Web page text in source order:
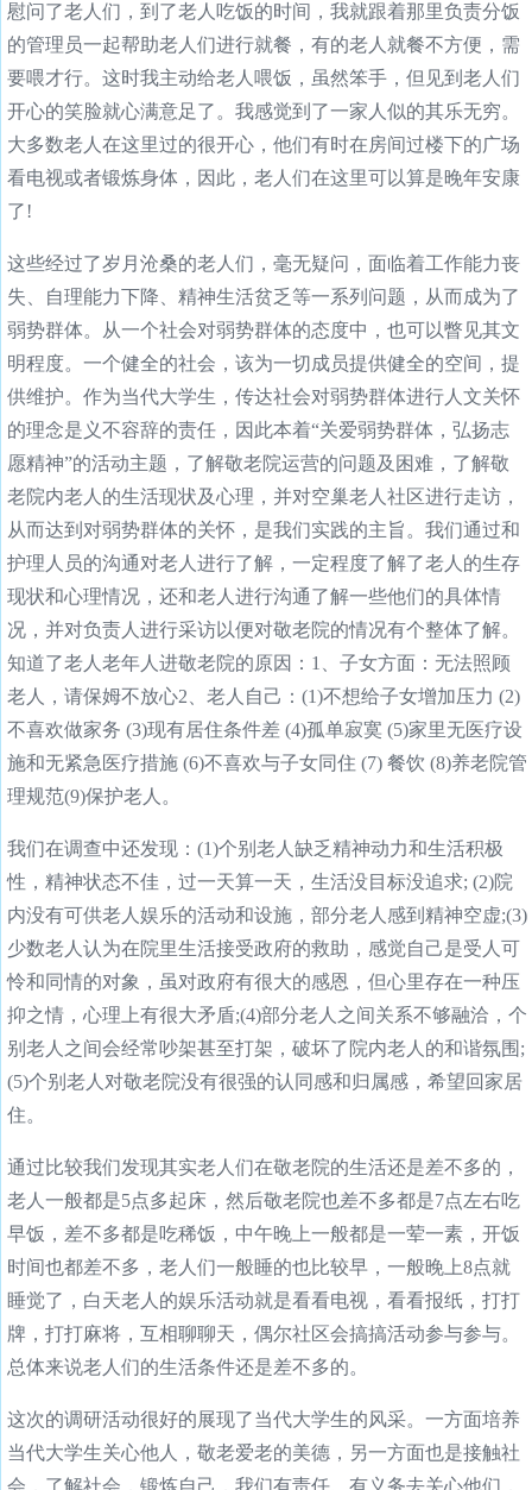
慰问了老人们，到了老人吃饭的时间，我就跟着那里负责分饭
的管理员一起帮助老人们进行就餐，有的老人就餐不方便，需
要喂才行。这时我主动给老人喂饭，虽然笨手，但见到老人们
开心的笑脸就心满意足了。我感觉到了一家人似的其乐无穷。
大多数老人在这里过的很开心，他们有时在房间过楼下的广场
看电视或者锻炼身体，因此，老人们在这里可以算是晚年安康
了!
这些经过了岁月沧桑的老人们，毫无疑问，面临着工作能力丧
失、自理能力下降、精神生活贫乏等一系列问题，从而成为了
弱势群体。从一个社会对弱势群体的态度中，也可以瞥见其文
明程度。一个健全的社会，该为一切成员提供健全的空间，提
供维护。作为当代大学生，传达社会对弱势群体进行人文关怀
的理念是义不容辞的责任，因此本着“关爱弱势群体，弘扬志
愿精神”的活动主题，了解敬老院运营的问题及困难，了解敬
老院内老人的生活现状及心理，并对空巢老人社区进行走访，
从而达到对弱势群体的关怀，是我们实践的主旨。我们通过和
护理人员的沟通对老人进行了解，一定程度了解了老人的生存
现状和心理情况，还和老人进行沟通了解一些他们的具体情
况，并对负责人进行采访以便对敬老院的情况有个整体了解。
知道了老人老年人进敬老院的原因：1、子女方面：无法照顾
老人，请保姆不放心2、老人自己：(1)不想给子女增加压力 (2)
不喜欢做家务 (3)现有居住条件差 (4)孤单寂寞 (5)家里无医疗设
施和无紧急医疗措施 (6)不喜欢与子女同住 (7) 餐饮 (8)养老院管
理规范(9)保护老人。
我们在调查中还发现：(1)个别老人缺乏精神动力和生活积极
性，精神状态不佳，过一天算一天，生活没目标没追求; (2)院
内没有可供老人娱乐的活动和设施，部分老人感到精神空虚;(3)
少数老人认为在院里生活接受政府的救助，感觉自己是受人可
怜和同情的对象，虽对政府有很大的感恩，但心里存在一种压
抑之情，心理上有很大矛盾;(4)部分老人之间关系不够融洽，个
别老人之间会经常吵架甚至打架，破坏了院内老人的和谐氛围;
(5)个别老人对敬老院没有很强的认同感和归属感，希望回家居
住。
通过比较我们发现其实老人们在敬老院的生活还是差不多的，
老人一般都是5点多起床，然后敬老院也差不多都是7点左右吃
早饭，差不多都是吃稀饭，中午晚上一般都是一荤一素，开饭
时间也都差不多，老人们一般睡的也比较早，一般晚上8点就
睡觉了，白天老人的娱乐活动就是看看电视，看看报纸，打打
牌，打打麻将，互相聊聊天，偶尔社区会搞搞活动参与参与。
总体来说老人们的生活条件还是差不多的。
这次的调研活动很好的展现了当代大学生的风采。一方面培养
当代大学生关心他人，敬老爱老的美德，另一方面也是接触社
会，了解社会，锻炼自己，我们有责任、有义务去关心他们，